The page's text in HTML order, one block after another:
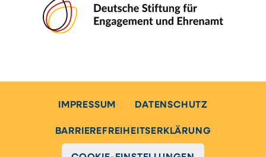
IMPRESSUM DATENSCHUTZ
BARRIEREFREIHEITSERKLÄRUNG